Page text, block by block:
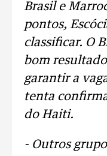
Brasil e
pontos,
classificar. O
bom
garantir a
tenta
do Haiti.
- Outros